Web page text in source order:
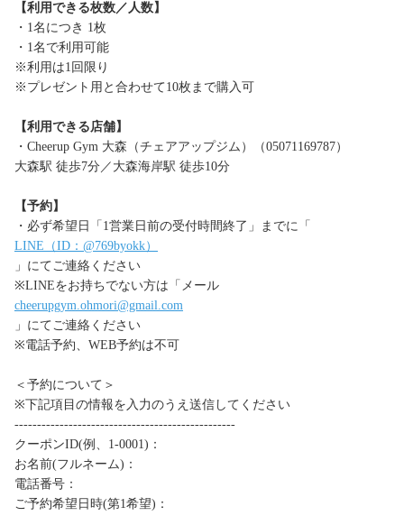
【利用できる枚数／人数】
・1名につき 1枚
・1名で利用可能
※利用は1回限り
※プレゼント用と合わせて10枚まで購入可
【利用できる店舗】
・Cheerup Gym 大森（チェアアップジム）（05071169787）
大森駅 徒歩7分／大森海岸駅 徒歩10分
【予約】
・必ず希望日「1営業日前の受付時間終了」までに「
LINE（ID：@769byokk）
」にてご連絡ください
※LINEをお持ちでない方は「メール
cheerupgym.ohmori@gmail.com
」にてご連絡ください
※電話予約、WEB予約は不可
＜予約について＞
※下記項目の情報を入力のうえ送信してください
-------------------------------------------------
クーポンID(例、1-0001)：
お名前(フルネーム)：
電話番号：
ご予約希望日時(第1希望)：